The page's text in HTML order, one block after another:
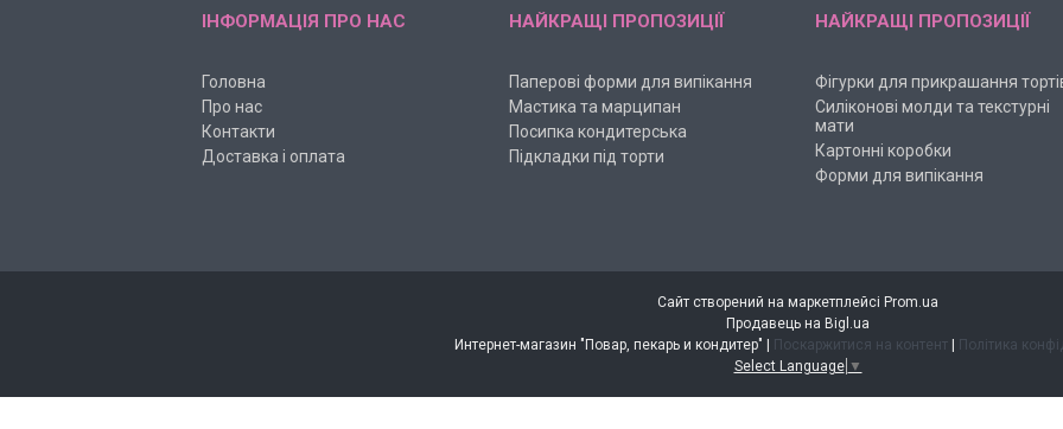
ІНФОРМАЦІЯ ПРО НАС
Головна
Про нас
Контакти
Доставка і оплата
НАЙКРАЩІ ПРОПОЗИЦІЇ
Паперові форми для випікання
Мастика та марципан
Посипка кондитерська
Підкладки під торти
НАЙКРАЩІ ПРОПОЗИЦІЇ
Фігурки для прикрашання
Силіконові молди та текстурні
мати
Картонні коробки
Форми для випікання
Сайт створений на маркетплейсі Prom.ua
Продавець на Bigl.ua
Интернет-магазин "Повар, пекарь и кондитер" | Поскаржитися на контент | Політика
Select Language ▼